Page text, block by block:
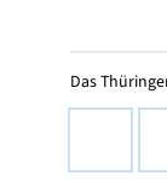
Das